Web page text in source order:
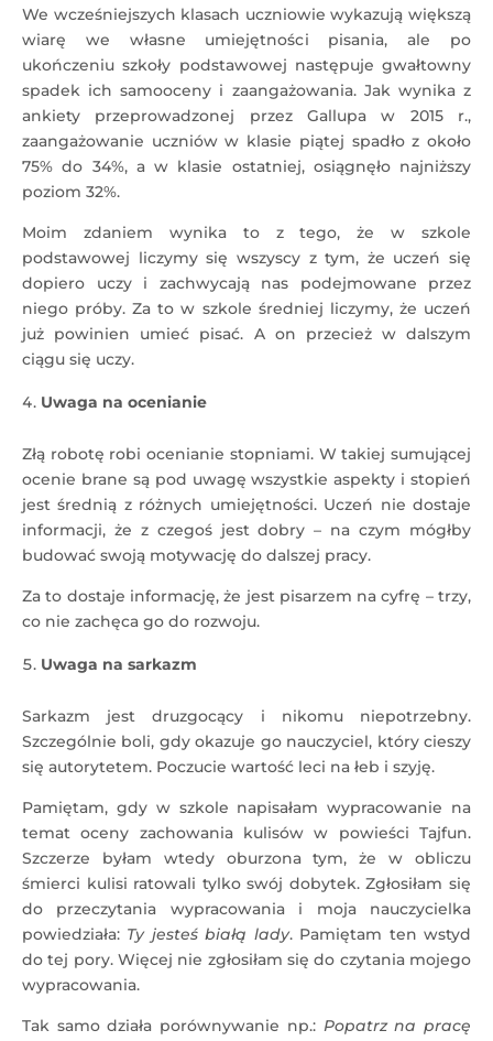
We wcześniejszych klasach uczniowie wykazują większą
wiarę we własne umiejętności pisania, ale po
ukończeniu szkoły podstawowej następuje gwałtowny
spadek ich samooceny i zaangażowania. Jak wynika z
ankiety przeprowadzonej przez Gallupa w 2015 r.,
zaangażowanie uczniów w klasie piątej spadło z około
75% do 34%, a w klasie ostatniej, osiągnęło najniższy
poziom 32%.
Moim zdaniem wynika to z tego, że w szkole
podstawowej liczymy się wszyscy z tym, że uczeń się
dopiero uczy i zachwycają nas podejmowane przez
niego próby. Za to w szkole średniej liczymy, że uczeń
już powinien umieć pisać. A on przecież w dalszym
ciągu się uczy.
Uwaga na ocenianie
Złą robotę robi ocenianie stopniami. W takiej sumującej
ocenie brane są pod uwagę wszystkie aspekty i stopień
jest średnią z różnych umiejętności. Uczeń nie dostaje
informacji, że z czegoś jest dobry – na czym mógłby
budować swoją motywację do dalszej pracy.
Za to dostaje informację, że jest pisarzem na cyfrę – trzy,
co nie zachęca go do rozwoju.
Uwaga na sarkazm
Sarkazm jest druzgocący i nikomu niepotrzebny.
Szczególnie boli, gdy okazuje go nauczyciel, który cieszy
się autorytetem. Poczucie wartość leci na łeb i szyję.
Pamiętam, gdy w szkole napisałam wypracowanie na
temat oceny zachowania kulisów w powieści Tajfun.
Szczerze byłam wtedy oburzona tym, że w obliczu
śmierci kulisi ratowali tylko swój dobytek. Zgłosiłam się
do przeczytania wypracowania i moja nauczycielka
powiedziała: Ty jesteś białą lady. Pamiętam ten wstyd
do tej pory. Więcej nie zgłosiłam się do czytania mojego
wypracowania.
Tak samo działa porównywanie np.: Popatrz na pracę